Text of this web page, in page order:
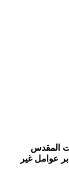
المقدس
عوامل غیر